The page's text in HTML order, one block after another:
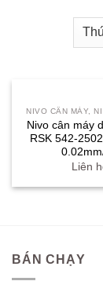
NIVO CÂN MÁY,
Nivo cân máy
RSK 542-
Liên
BÁN CHẠY